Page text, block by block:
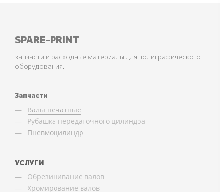
SPARE-PRINT
запчасти и расходные материалы для полиграфического
оборудования.
Запчасти
Валы печатные
Рубашка передаточного цилиндра
Пневмоцилиндр
УСЛУГИ
Обрезинивание валов
Хромирование валов